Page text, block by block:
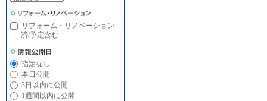
リフォーム・リノベーション
済/予定含む
指定なし
本日公開
3日以内に公開
1週間以内に公開